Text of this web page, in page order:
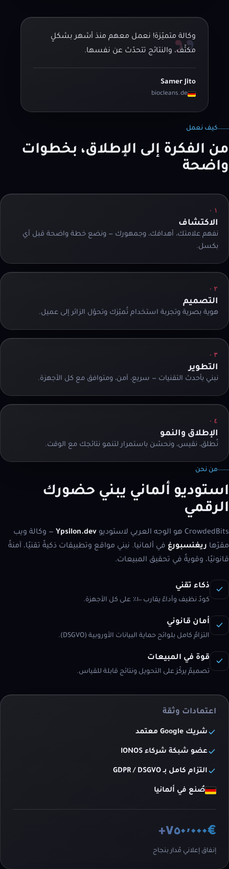
”
وكالة متميّزة! نعمل معهم منذ أشهر بشكلٍ
مكثّف، والنتائج تتحدّث عن نفسها.
Samer Jito
biocleans.de
كيف نعمل
من الفكرة إلى الإطلاق، بخطوات
واضحة
٠١
الاكتشاف
نفهم علامتك، أهدافك، وجمهورك — ونضع خطة واضحة قبل أي
بكسل.
٠٢
التصميم
هوية بصرية وتجربة استخدام تُميّزك وتحوّل الزائر إلى عميل.
٠٣
التطوير
نبني بأحدث التقنيات — سريع، آمن، ومتوافق مع كل الأجهزة.
٠٤
الإطلاق والنمو
نُطلق، نقيس، ونحسّن باستمرار لتنمو نتائجك مع الوقت.
من نحن
استوديو ألماني يبني حضورك
الرقمي
CrowdedBits هو الوجه العربي لاستوديو Ypsilon.dev — وكالة ويب
مقرّها ريغنسبورغ في ألمانيا. نبني مواقع وتطبيقات ذكيةً تقنيًا، آمنةً
قانونيًا، وقويةً في تحقيق المبيعات.
ذكاء تقني
كودٌ نظيف وأداءٌ يقارب ١٠٠٪ على كل الأجهزة.
أمان قانوني
التزامٌ كامل بلوائح حماية البيانات الأوروبية (DSGVO).
قوة في المبيعات
تصميمٌ يركّز على التحويل ونتائج قابلة للقياس.
اعتمادات وثقة
شريك Google معتمد
عضو شبكة شركاء IONOS
التزام كامل بـ GDPR / DSGVO
صُنع في ألمانيا
€٧٥٠٬٠٠٠+
إنفاق إعلاني مُدار بنجاح